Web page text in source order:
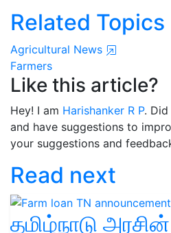
Related Topics
Agricultural News
Farmers
Like this article?
Hey! I am Harishanker R P.
and have suggestions to
your suggestions and
Read next
தமிழ்நாடு அரசின்